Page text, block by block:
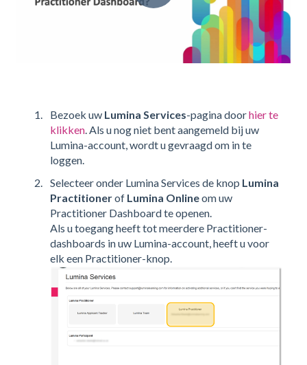
Bezoek uw Lumina Services-pagina doorhier te
klikken . Als u nog niet bent aangemeld bij uw
Lumina-account, wordt u gevraagd om in te
loggen.
Selecteer onder Lumina Services de knop Lumina
Practitionerof Lumina Onlineom uw
Practitioner Dashboard te openen.
Als u toegang heeft tot meerdere Practitioner-
dashboards in uw Lumina-account, heeft u voor
elk een Practitioner-knop.